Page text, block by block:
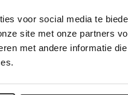
voor social media te
site met onze partners
met andere informatie
met ons cookiebeleid.